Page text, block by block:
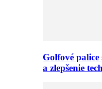
Golfové
a zlepšenie